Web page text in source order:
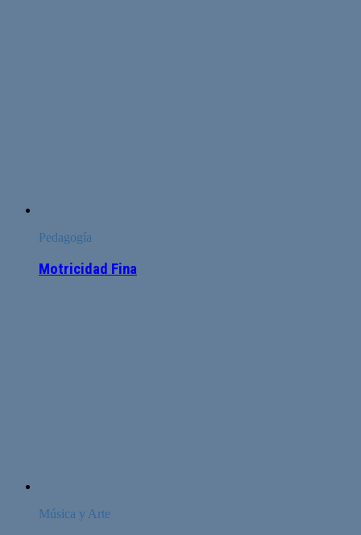
Pedagogía
Motricidad Fina
Música y Arte